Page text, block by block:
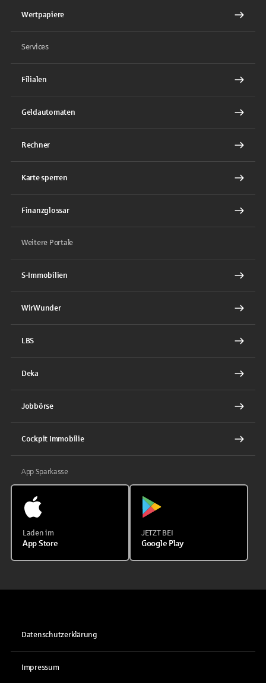
Wertpapiere
Services
Filialen
Geldautomaten
Rechner
Karte sperren
Finanzglossar
Weitere Portale
S-Immobilien
WirWunder
LBS
Deka
Jobbörse
Cockpit Immobilie
App Sparkasse
Laden im
App Store
JETZT BEI
Google Play
Datenschutzerklärung
Impressum